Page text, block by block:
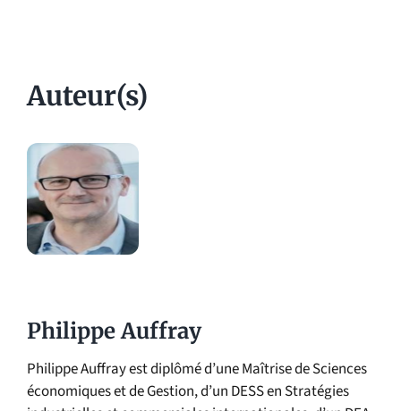
Auteur(s)
Philippe Auffray
Philippe Auffray est diplômé d’une Maîtrise de Sciences
économiques et de Gestion, d’un DESS en Stratégies